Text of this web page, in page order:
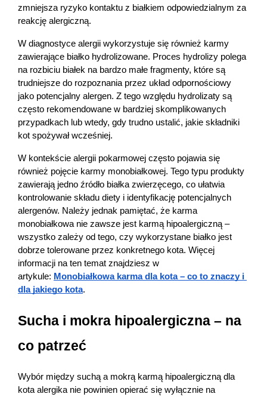
zmniejsza ryzyko kontaktu z białkiem odpowiedzialnym za
reakcję alergiczną.
W diagnostyce alergii wykorzystuje się również karmy
zawierające białko hydrolizowane. Proces hydrolizy polega
na rozbiciu białek na bardzo małe fragmenty, które są
trudniejsze do rozpoznania przez układ odpornościowy
jako potencjalny alergen. Z tego względu hydrolizaty są
często rekomendowane w bardziej skomplikowanych
przypadkach lub wtedy, gdy trudno ustalić, jakie składniki
kot spożywał wcześniej.
W kontekście alergii pokarmowej często pojawia się
również pojęcie karmy monobiałkowej. Tego typu produkty
zawierają jedno źródło białka zwierzęcego, co ułatwia
kontrolowanie składu diety i identyfikację potencjalnych
alergenów. Należy jednak pamiętać, że karma
monobiałkowa nie zawsze jest karmą hipoalergiczną –
wszystko zależy od tego, czy wykorzystane białko jest
dobrze tolerowane przez konkretnego kota. Więcej
informacji na ten temat znajdziesz w
artykule: Monobiałkowa karma dla kota – co to znaczy i
dla jakiego kota.
Sucha i mokra hipoalergiczna – na
co patrzeć
Wybór między suchą a mokrą karmą hipoalergiczną dla
kota alergika nie powinien opierać się wyłącznie na